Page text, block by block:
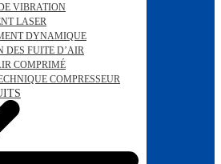
VIBRATION
LASER
DYNAMIQUE
DES FUITE D’AIR
COMPRIMÉ
COMPRESSEUR